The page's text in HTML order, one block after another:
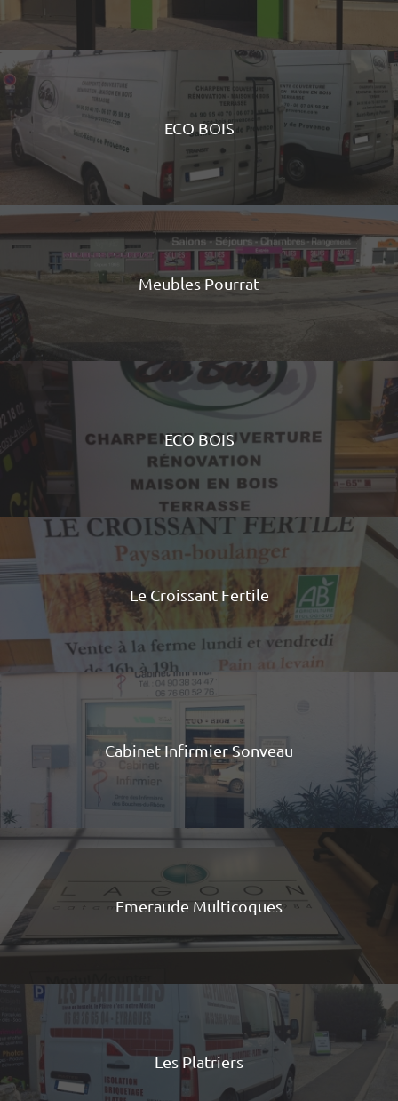
ECO BOIS
Meubles Pourrat
ECO BOIS
Le Croissant Fertile
Cabinet Infirmier Sonveau
Emeraude Multicoques
Les Platriers